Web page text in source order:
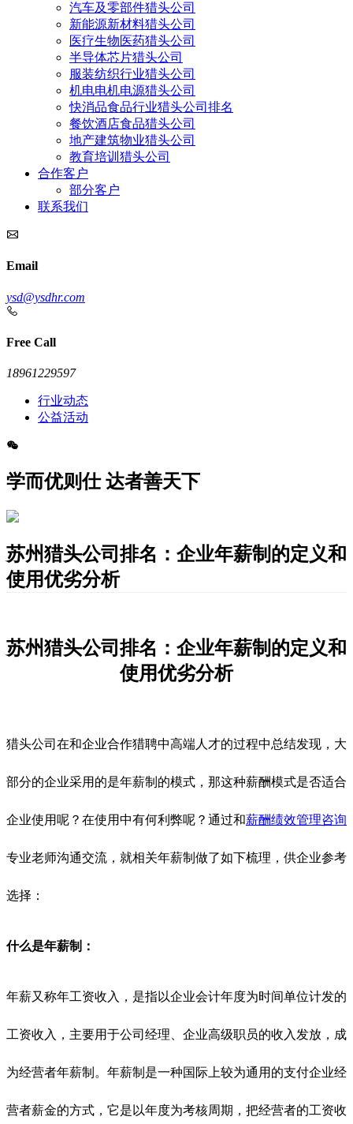
汽车及零部件猎头公司
新能源新材料猎头公司
医疗生物医药猎头公司
半导体芯片猎头公司
服装纺织行业猎头公司
机电电机电源猎头公司
快消品食品行业猎头公司排名
餐饮酒店食品猎头公司
地产建筑物业猎头公司
教育培训猎头公司
合作客户
部分客户
联系我们
Email
ysd@ysdhr.com
Free Call
18961229597
行业动态
公益活动
学而优则仕 达者善天下
苏州猎头公司排名：企业年薪制的定义和
使用优劣分析
苏州猎头公司排名：企业年薪制的定义和
使用优劣分析
猎头公司在和企业合作猎聘中高端人才的过程中总结发现，大
部分的企业采用的是年薪制的模式，那这种薪酬模式是否适合
企业使用呢？在使用中有何利弊呢？通过和薪酬绩效管理咨询
专业老师沟通交流，就相关年薪制做了如下梳理，供企业参考
选择：
什么是年薪制：
年薪又称年工资收入，是指以企业会计年度为时间单位计发的
工资收入，主要用于公司经理、企业高级职员的收入发放，成
为经营者年薪制。年薪制是一种国际上较为通用的支付企业经
营者薪金的方式，它是以年度为考核周期，把经营者的工资收